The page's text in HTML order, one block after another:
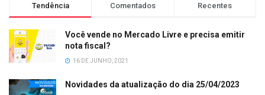
Tendência Comentados Recentes
Você vende no Mercado Livre e precisa emitir
nota fiscal?
16 DE JUNHO, 2021
Novidades da atualização do dia 25/04/2023